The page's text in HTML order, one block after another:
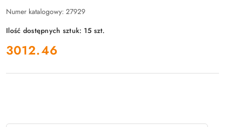
Numer katalogowy: 27929
Ilość dostępnych sztuk: 15 szt.
cena:
3012.46